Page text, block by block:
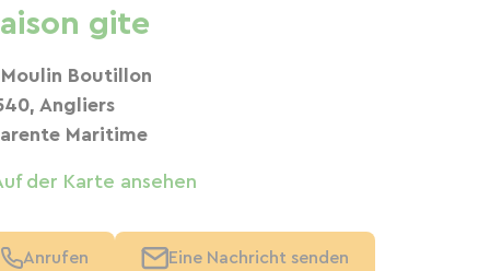
gite
Moulin Boutillon
Angliers
Maritime
der Karte ansehen
Anrufen Eine Nachricht senden